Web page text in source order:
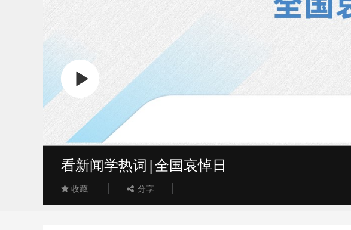
看新闻学热词|全国哀悼日
收藏 分享